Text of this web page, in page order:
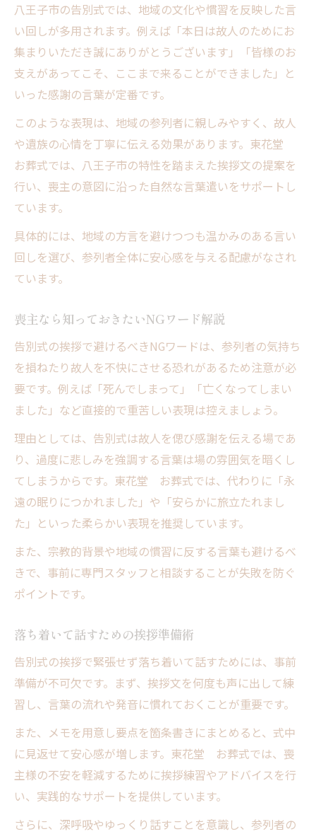
八王子市の告別式では、地域の文化や慣習を反映した言
い回しが多用されます。例えば「本日は故人のためにお
集まりいただき誠にありがとうございます」「皆様のお
支えがあってこそ、ここまで来ることができました」と
いった感謝の言葉が定番です。
このような表現は、地域の参列者に親しみやすく、故人
や遺族の心情を丁寧に伝える効果があります。東花堂
お葬式では、八王子市の特性を踏まえた挨拶文の提案を
行い、喪主の意図に沿った自然な言葉遣いをサポートし
ています。
具体的には、地域の方言を避けつつも温かみのある言い
回しを選び、参列者全体に安心感を与える配慮がなされ
ています。
喪主なら知っておきたいNGワード解説
告別式の挨拶で避けるべきNGワードは、参列者の気持ち
を損ねたり故人を不快にさせる恐れがあるため注意が必
要です。例えば「死んでしまって」「亡くなってしまい
ました」など直接的で重苦しい表現は控えましょう。
理由としては、告別式は故人を偲び感謝を伝える場であ
り、過度に悲しみを強調する言葉は場の雰囲気を暗くし
てしまうからです。東花堂 お葬式では、代わりに「永
遠の眠りにつかれました」や「安らかに旅立たれまし
た」といった柔らかい表現を推奨しています。
また、宗教的背景や地域の慣習に反する言葉も避けるべ
きで、事前に専門スタッフと相談することが失敗を防ぐ
ポイントです。
落ち着いて話すための挨拶準備術
告別式の挨拶で緊張せず落ち着いて話すためには、事前
準備が不可欠です。まず、挨拶文を何度も声に出して練
習し、言葉の流れや発音に慣れておくことが重要です。
また、メモを用意し要点を箇条書きにまとめると、式中
に見返せて安心感が増します。東花堂 お葬式では、喪
主様の不安を軽減するために挨拶練習やアドバイスを行
い、実践的なサポートを提供しています。
さらに、深呼吸やゆっくり話すことを意識し、参列者の